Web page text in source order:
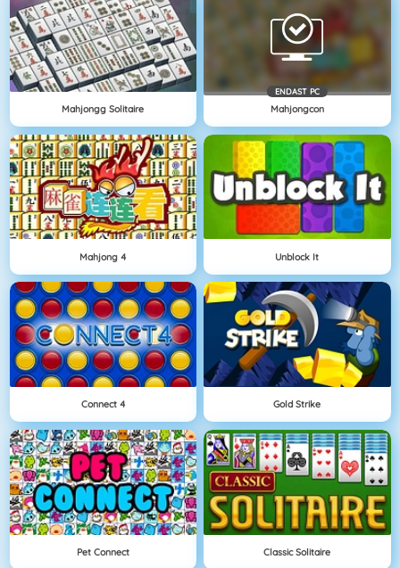
Mahjongg Solitaire
ENDAST PC
Mahjongcon
Mahjong 4 Unblock It
Connect 4 Gold Strike
Pet Connect Classic Solitaire